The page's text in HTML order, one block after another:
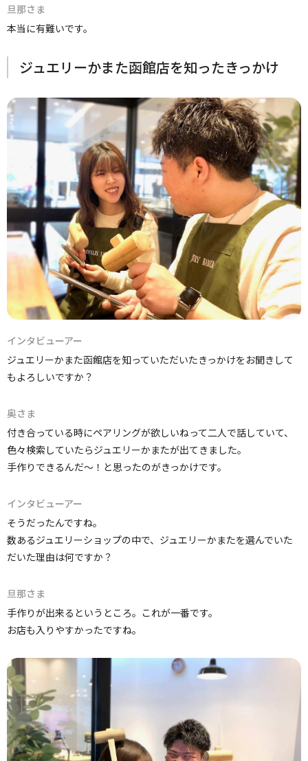
旦那さま
本当に有難いです。
ジュエリーかまた函館店を知ったきっかけ
インタビューアー
ジュエリーかまた函館店を知っていただいたきっかけをお聞きして
もよろしいですか？
奥さま
付き合っている時にペアリングが欲しいねって二人で話していて、
色々検索していたらジュエリーかまたが出てきました。
手作りできるんだ～！と思ったのがきっかけです。
インタビューアー
そうだったんですね。
数あるジュエリーショップの中で、ジュエリーかまたを選んでいた
だいた理由は何ですか？
旦那さま
手作りが出来るというところ。これが一番です。
お店も入りやすかったですね。